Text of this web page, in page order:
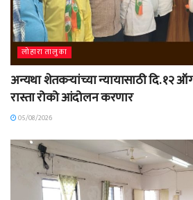
लोहारा तालुका
अन्यथा शेतकऱ्यांच्या न्यायासाठी दि. १२
रास्ता रोको आंदोलन करणार
05/08/2026